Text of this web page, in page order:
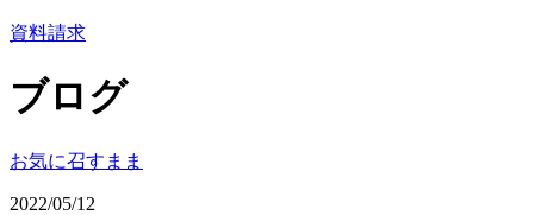
資料請求
ブログ
お気に召すまま
2022/05/12